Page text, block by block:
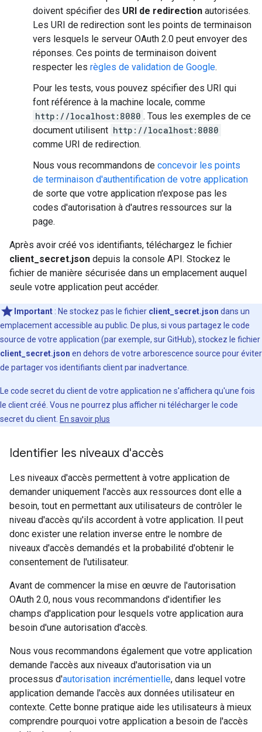
doivent spécifier des URI de redirection autorisées.
Les URI de redirection sont les points de terminaison
vers lesquels le serveur OAuth 2.0 peut envoyer des
réponses. Ces points de terminaison doivent
respecter les règles de validation de Google.
Pour les tests, vous pouvez spécifier des URI qui
font référence à la machine locale, comme
http://localhost:8080 . Tous les exemples de ce
document utilisent http://localhost:8080
comme URI de redirection.
Nous vous recommandons de concevoir les points
de terminaison d'authentification de votre application
de sorte que votre application n'expose pas les
codes d'autorisation à d'autres ressources sur la
page.
Après avoir créé vos identifiants, téléchargez le fichier
client_secret.json depuis la console API. Stockez le
fichier de manière sécurisée dans un emplacement auquel
seule votre application peut accéder.
Important : Ne stockez pas le fichier client_secret.json dans un
emplacement accessible au public. De plus, si vous partagez le code
source de votre application (par exemple, sur GitHub), stockez le fichier
client_secret.json en dehors de votre arborescence source pour éviter
de partager vos identifiants client par inadvertance.
Le code secret du client de votre application ne s'affichera qu'une fois
le client créé. Vous ne pourrez plus afficher ni télécharger le code
secret du client. En savoir plus
Identifier les niveaux d'accès
Les niveaux d'accès permettent à votre application de
demander uniquement l'accès aux ressources dont elle a
besoin, tout en permettant aux utilisateurs de contrôler le
niveau d'accès qu'ils accordent à votre application. Il peut
donc exister une relation inverse entre le nombre de
niveaux d'accès demandés et la probabilité d'obtenir le
consentement de l'utilisateur.
Avant de commencer la mise en œuvre de l'autorisation
OAuth 2.0, nous vous recommandons d'identifier les
champs d'application pour lesquels votre application aura
besoin d'une autorisation d'accès.
Nous vous recommandons également que votre application
demande l'accès aux niveaux d'autorisation via un
processus d'autorisation incrémentielle, dans lequel votre
application demande l'accès aux données utilisateur en
contexte. Cette bonne pratique aide les utilisateurs à mieux
comprendre pourquoi votre application a besoin de l'accès